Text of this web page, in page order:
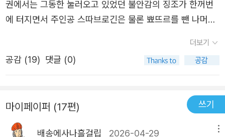
의자 뾰뜨르 베르호벤스끼 대신, 도스또예프스끼는 당시 그
가 따로 구상하고 있던 종교적 소설인 『위대한 죄인의 생애』
의 내용을 『악령』에 상당 부분 흡수시키면서 그 소설에 등장
삼게 되었던 것이다. 스따브로긴은 작중에서 무엇보다 <공
는, 선한 일이든 악한 일이든, 그 어떤 추악하거나 우스꽝스
러운 일이든, 그것을 하는 데 있어서 어떤 한계나 두려움도
느끼지 않기 때문에 <무한한 능력>을 지닌 인물로 언급된
다고 말한다. 더 근본적인 원인은 윗세대들(나폴레옹 전쟁에
고 그들의 삶이 부조리하고 위선적이기 때문이다. 그러기에
서구로부터 들어온 불온한 사상들에 대항해서 러시아의 정
신을 지키지 못하는 것이다. 학자이자 시인인 스쩨빤 뜨로피
물이다. 페테르부르크 근처 지방 소도시 스쩨빤 뜨로피모
독자에게 수상한 분위기를 전한다. 화자는 스쩨빤 뜨로피모
권에서는 그동한 눌러오고 있었던 불안감의 징조가 한꺼번
에 터지면서 주인공 스따브로긴은 물론 뾰뜨르를 뺀 나머지
다리야에게 보낸 편지와 뒤에 수록된 일명 ‘스따브로긴의 고
백‘은 작품 속에서 유일하게 자신의 심정과 상태를 독자와
입장에서만 서술되었기에 그의 이런 자진 고백은 시원하기
까지 했다. ‘스따브로긴의 고백‘, 여기서는 ‘찌혼의 암자에
서‘라고 소개된 에피소드는 스따브로긴이 몰락하기 전에 암
더보기
공감 (19) 댓글 (0)
마이페이퍼 (17편) 쓰기
배송에사나흘걸립 2026-04-29